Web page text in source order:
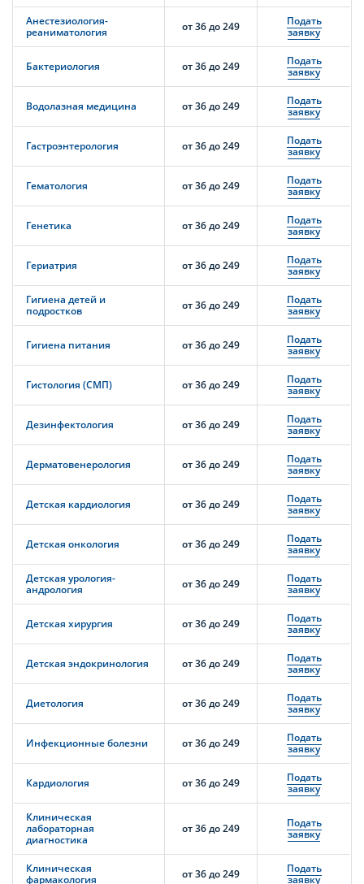
Анестезиология-
реаниматология
от 36 до 249
Подать
заявку
Бактериология от 36 до 249
Подать
заявку
Водолазная медицина от 36 до 249
Подать
заявку
Гастроэнтерология от 36 до 249
Подать
заявку
Гематология от 36 до 249
Подать
заявку
Генетика от 36 до 249
Подать
заявку
Гериатрия от 36 до 249
Подать
заявку
Гигиена детей и
подростков
от 36 до 249
Подать
заявку
Гигиена питания от 36 до 249
Подать
заявку
Гистология (СМП) от 36 до 249
Подать
заявку
Дезинфектология от 36 до 249
Подать
заявку
Дерматовенерология от 36 до 249
Подать
заявку
Детская кардиология от 36 до 249
Подать
заявку
Детская онкология от 36 до 249
Подать
заявку
Детская урология-
андрология
от 36 до 249
Подать
заявку
Детская хирургия от 36 до 249
Подать
заявку
Детская эндокринология от 36 до 249
Подать
заявку
Диетология от 36 до 249
Подать
заявку
Инфекционные болезни от 36 до 249
Подать
заявку
Кардиология от 36 до 249
Подать
заявку
Клиническая
лабораторная
диагностика
от 36 до 249
Подать
заявку
Клиническая
фармакология
от 36 до 249
Подать
заявку